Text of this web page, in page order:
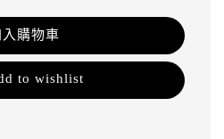
入購物車
to wishlist